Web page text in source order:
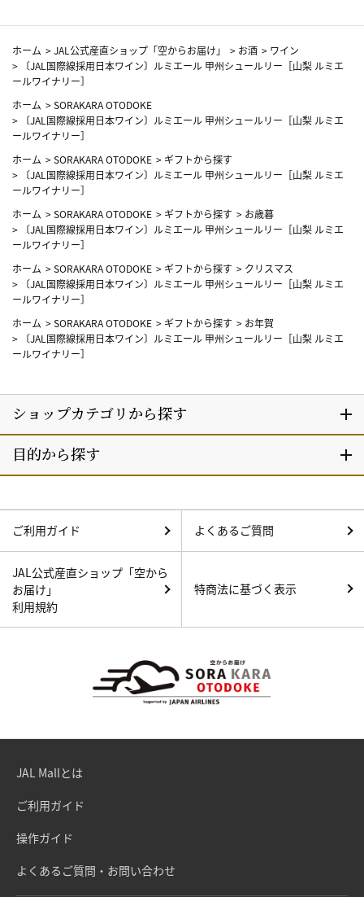
ホーム >JAL公式産直ショップ「空からお届け」 > お酒 > ワイン
>
〔JAL国際線採用日本ワイン〕ルミエール 甲州シュールリー［山梨 ルミエ
ールワイナリー］
ホーム >SORAKARA OTODOKE
>
〔JAL国際線採用日本ワイン〕ルミエール 甲州シュールリー［山梨 ルミエ
ールワイナリー］
ホーム >SORAKARA OTODOKE > ギフトから探す
>
〔JAL国際線採用日本ワイン〕ルミエール 甲州シュールリー［山梨 ルミエ
ールワイナリー］
ホーム >SORAKARA OTODOKE > ギフトから探す > お歳暮
>
〔JAL国際線採用日本ワイン〕ルミエール 甲州シュールリー［山梨 ルミエ
ールワイナリー］
ホーム >SORAKARA OTODOKE > ギフトから探す > クリスマス
>
〔JAL国際線採用日本ワイン〕ルミエール 甲州シュールリー［山梨 ルミエ
ールワイナリー］
ホーム >SORAKARA OTODOKE > ギフトから探す > お年賀
>
〔JAL国際線採用日本ワイン〕ルミエール 甲州シュールリー［山梨 ルミエ
ールワイナリー］
ご利用ガイド よくあるご質問
JAL公式産直ショップ「空から
お届け」
利用規約
特商法に基づく表示
JAL Mallとは
ご利用ガイド
操作ガイド
よくあるご質問・お問い合わせ